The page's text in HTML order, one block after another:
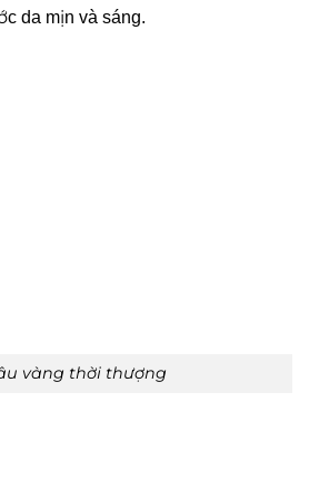
da mịn và sáng.
vàng thời thượng